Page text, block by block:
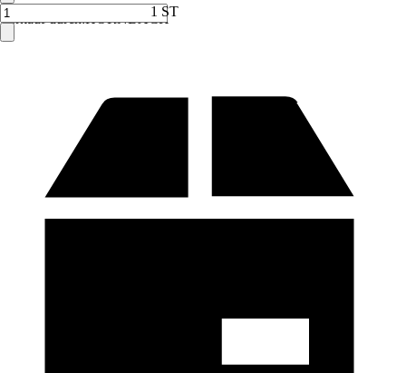
Verkauf durch:HORNBACH
1 ST